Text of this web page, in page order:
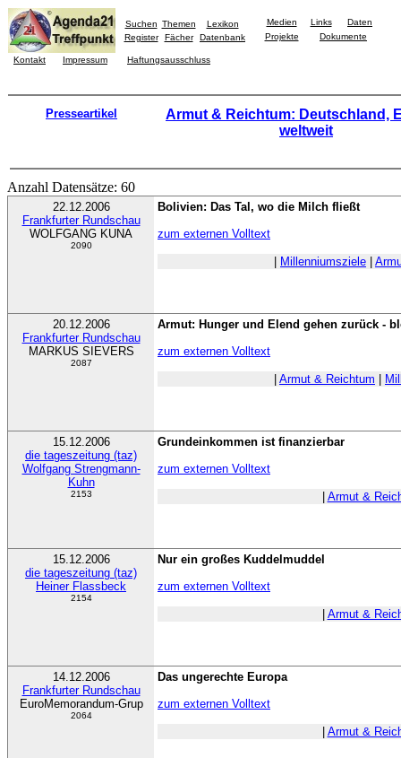
Suchen Themen
Lexikon
Register
Fächer Datenbank
Medien Links
Daten
Projekte
Dokumente
Kontakt Impressum Haftungsausschluss
Presseartikel
Armut & Reichtum: Deutschland,
weltweit
Anzahl Datensätze: 60
22.12.2006
Frankfurter Rundschau
WOLFGANG KUNA
2090
Bolivien: Das Tal, wo die Milch fließt
zum externen Volltext
Millenniumsziele
20.12.2006
Frankfurter Rundschau
MARKUS SIEVERS
2087
Armut: Hunger und Elend gehen zurück -
zum externen Volltext
Armut & Reichtum
15.12.2006
die tageszeitung (taz)
Wolfgang Strengmann-
Kuhn
2153
Grundeinkommen ist finanzierbar
zum externen Volltext
Armut &
15.12.2006
die tageszeitung (taz)
Heiner Flassbeck
2154
Nur ein großes Kuddelmuddel
zum externen Volltext
Armut &
14.12.2006
Frankfurter Rundschau
EuroMemorandum-Grup
2064
Das ungerechte Europa
zum externen Volltext
Armut &